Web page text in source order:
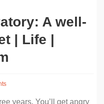
A well-
| Life |
years. You’ll get angry